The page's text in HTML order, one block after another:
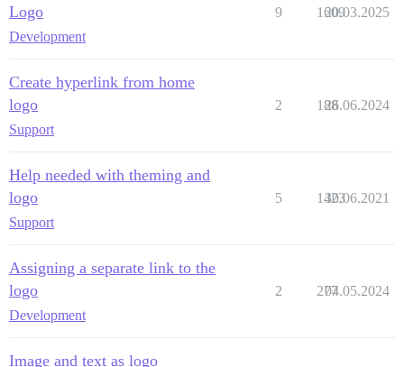
Logo
Development
9 1609
20.03.2025
Create hyperlink from home
logo
Support
2 188
26.06.2024
Help needed with theming and
logo
Support
5 1423
30.06.2021
Assigning a separate link to the
logo
Development
2 277
04.05.2024
Image and text as logo